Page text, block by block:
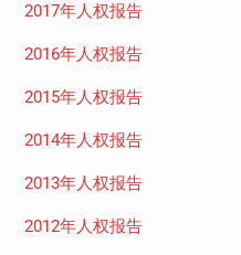
2017年人权报告
2016年人权报告
2015年人权报告
2014年人权报告
2013年人权报告
2012年人权报告